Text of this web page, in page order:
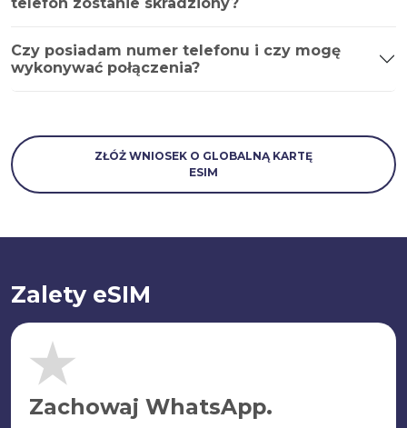
Czy posiadam numer telefonu i czy mogę
wykonywać połączenia?
ZŁÓŻ WNIOSEK O GLOBALNĄ KARTĘ
ESIM
Zalety eSIM
Zachowaj WhatsApp.